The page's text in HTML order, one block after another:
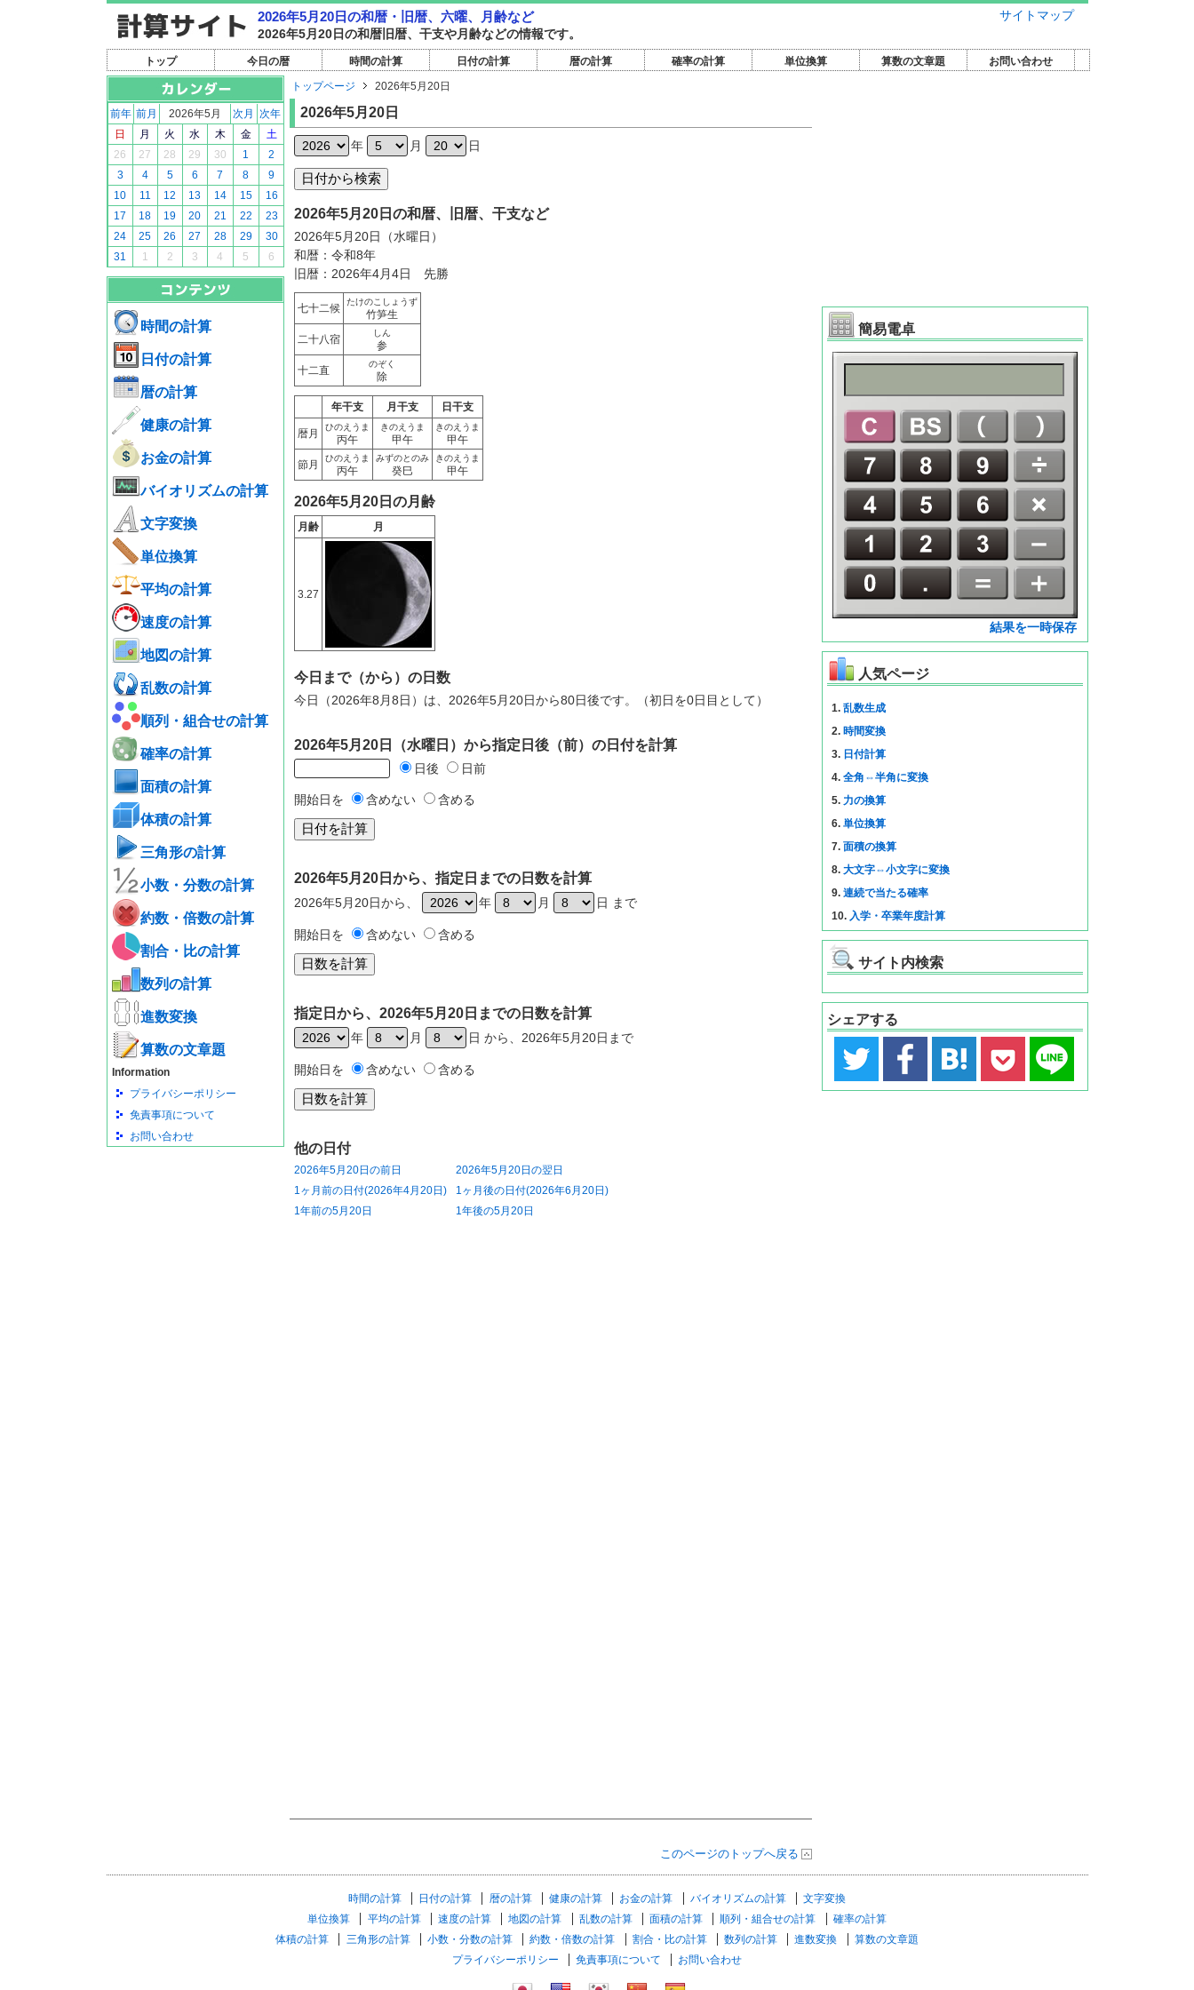
サイトマップ
2026年5月20日の和暦・旧暦、六曜、月齢など
2026年5月20日の和暦旧暦、干支や月齢などの情報です。
トップ 今日の暦 時間の計算 日付の計算 暦の計算 確率の計算 単位換算 算数の文章題 お問い合わせ
前年 前月 2026年5月 次月
次年
日
月 火 水 木 金
土
26
27 28 29 30 1
2
3
4 5 6 7 8
9
10
11 12 13 14 15
16
17
18 19 20 21 22
23
24
25 26 27 28 29
30
31
1 2 3 4 5 6
時間の計算
日付の計算
暦の計算
健康の計算
お金の計算
バイオリズムの計算
文字変換
単位換算
平均の計算
速度の計算
地図の計算
乱数の計算
順列・組合せの計算
確率の計算
面積の計算
体積の計算
三角形の計算
小数・分数の計算
約数・倍数の計算
割合・比の計算
数列の計算
進数変換
算数の文章題
Information
プライバシーポリシー
免責事項について
お問い合わせ
トップページ 2026年5月20日
2026年5月20日
年 月 日
2026年5月20日の和暦、旧暦、干支など
2026年5月20日（水曜日）
和暦：令和8年
旧暦：2026年4月4日 先勝
七十二候
たけのこしょうず
竹笋生
二十八宿
しん
参
十二直
のぞく
除
年干支 月干支 日干支
暦月
ひのえうま
丙午
きのえうま
甲午
きのえうま
甲午
節月
ひのえうま
丙午
みずのとのみ
癸巳
きのえうま
甲午
2026年5月20日の月齢
月齢 月
3.27
今日まで（から）の日数
今日（2026年8月8日）は、2026年5月20日から80日後です。（初日を0日目として）
2026年5月20日（水曜日）から指定日後（前）の日付を計算
日後 日前
開始日を 含めない 含める
2026年5月20日から、指定日までの日数を計算
2026年5月20日から、 年 月 日 まで
開始日を 含めない 含める
指定日から、2026年5月20日までの日数を計算
年 月 日 から、2026年5月20日まで
開始日を 含めない 含める
他の日付
2026年5月20日の前日
2026年5月20日の翌日
1ヶ月前の日付(2026年4月20日)
1ヶ月後の日付(2026年6月20日)
1年前の5月20日
1年後の5月20日
このページのトップへ戻る
簡易電卓
結果を一時保存
人気ページ
1. 乱数生成
2. 時間変換
3. 日付計算
4. 全角⇔半角に変換
5. 力の換算
6. 単位換算
7. 面積の換算
8. 大文字⇔小文字に変換
9. 連続で当たる確率
10. 入学・卒業年度計算
サイト内検索
シェアする
時間の計算 日付の計算 暦の計算 健康の計算 お金の計算 バイオリズムの計算
文字変換
単位換算
平均の計算 速度の計算 地図の計算 乱数の計算 面積の計算 順列・組合せの計算
確率の計算
体積の計算
三角形の計算 小数・分数の計算 約数・倍数の計算 割合・比の計算 数列の計算 進数変換
算数の文章題
プライバシーポリシー
免責事項について お問い合わせ